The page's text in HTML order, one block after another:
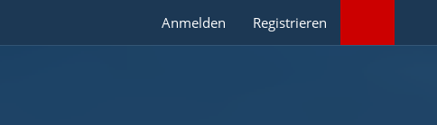
Anmelden Registrieren